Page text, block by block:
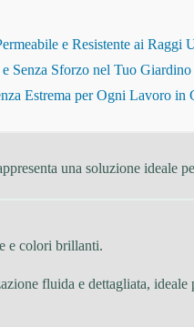
e Resistente ai Raggi
Senza Sforzo nel Tuo Giardino
Estrema per Ogni Lavoro in
una soluzione ideale
e colori brillanti.
fluida e dettagliata, ideale